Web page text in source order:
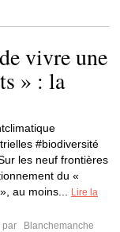
vivre une
» : la
#biodiversité
les neuf frontières
du «
au moins...
Lire la
par
Blanchemanche